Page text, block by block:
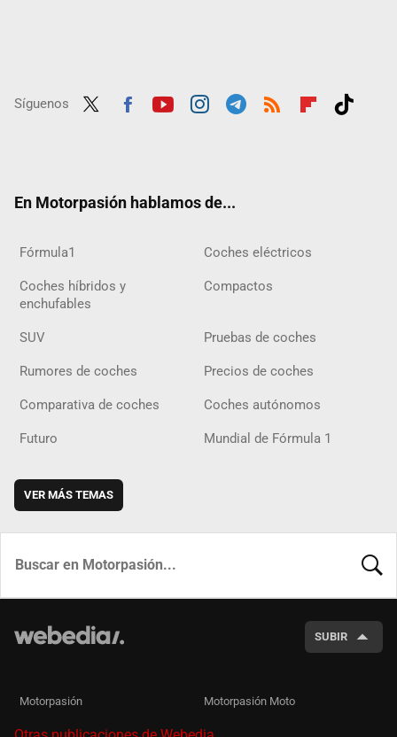
Síguenos
En Motorpasión hablamos de...
Fórmula1 Coches eléctricos
Coches híbridos y
enchufables
Compactos
SUV Pruebas de coches
Rumores de coches Precios de coches
Comparativa de coches Coches autónomos
Futuro Mundial de Fórmula 1
VER MÁS TEMAS
SUBIR
Motorpasión Motorpasión Moto